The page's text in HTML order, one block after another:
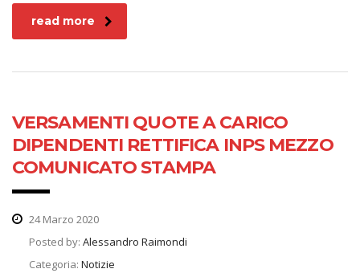
read more
VERSAMENTI QUOTE A CARICO
DIPENDENTI RETTIFICA INPS MEZZO
COMUNICATO STAMPA
24 Marzo 2020
Posted by: Alessandro Raimondi
Categoria: Notizie